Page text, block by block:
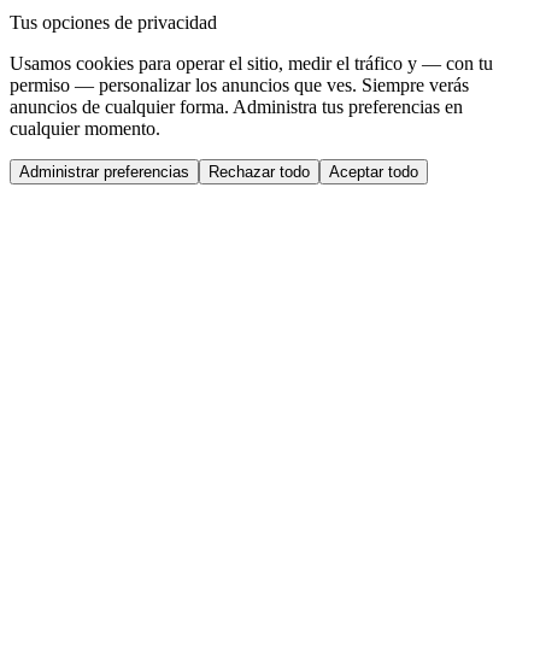
Tus opciones de privacidad
Usamos cookies para operar el sitio, medir el tráfico y — con tu
permiso — personalizar los anuncios que ves. Siempre verás
anuncios de cualquier forma. Administra tus preferencias en
cualquier momento.
Administrar preferencias Rechazar todo Aceptar todo